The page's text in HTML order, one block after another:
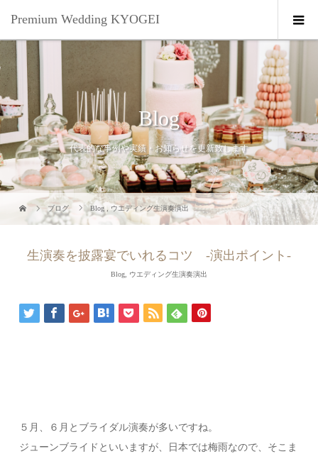
Premium Wedding KYOGEI
Blog
代表的な事例や実績・お知らせを更新致します
ブログ Blog , ウエディング生演奏演出
生演奏を披露宴でいれるコツ -演出ポイント-
Blog, ウエディング生演奏演出
５月、６月とブライダル演奏が多いですね。
ジューンブライドといいますが、日本では梅雨なので、そこま